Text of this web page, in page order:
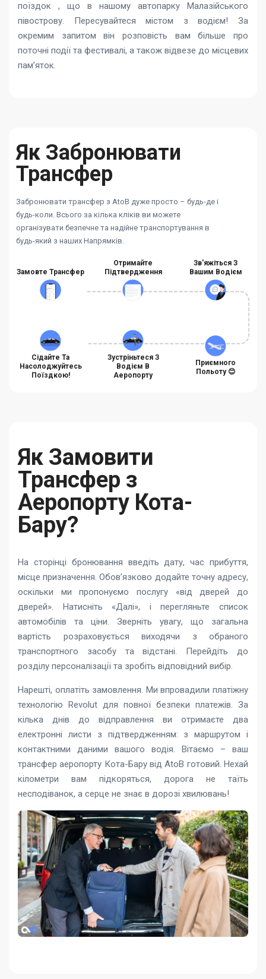
поїздок , що в нашому автопарку Малазійського
півострову. Пересувайтеся містом з водієм! За
окремим запитом він розповість вам більше про
поточні події та фестивалі, а також відвезе до місцевих
пам’яток.
Як Забронювати
Трансфер
Забронювати трансфер з AtoB дуже просто – будь-де і
будь-коли. Всього за кілька кліків ви можете
організувати безпечне та надійне транспортування в
будь-який з наших Напрямків.
Замовте Трансфер
Отримайте
Підтвердження
Зв'яжіться З
Вашим Водієм
Сідайте Та
Насолоджуйтесь
Поїздкою!
Зустріньтеся З
Водієм В
Аеропорту
Приємного
Польоту 😊
Як Замовити
Трансфер з
Аеропорту Кота-
Бару?
На сторінці бронювання введіть дату, час прибуття,
місце призначення. Обов’язково додайте точну адресу,
оскільки ми пропонуємо послугу «від дверей до
дверей». Натисніть «Далі», і перегляньте список
автомобілів та ціни. Зверніть увагу, що загальна
вартість розраховується виходячи з обраного
транспортного засобу та відстані. Перейдіть до
розділу персоналізації та зробіть відповідний вибір.
Нарешті, оплатіть замовлення. Ми впровадили платіжну
технологію Revolut для повної безпеки платежів. За
кілька днів до відправлення ви отримаєте два
електронні листи з підтвердженням: з маршрутом і
контактними даними вашого водія. Вітаємо – ваш
трансфер аеропорту Кота-Бару від AtoB готовий. Нехай
кілометри вам підкоряться, дорога не таїть
несподіванок, а серце не знає в дорозі хвилювань!